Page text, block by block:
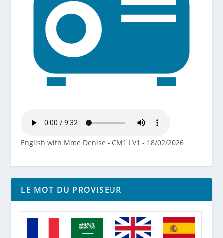
English with Mme Denise - CM1 LV1 - 18/02/2026
LE MOT DU PROVISEUR